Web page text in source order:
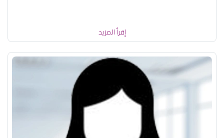
إقرأ المزيد